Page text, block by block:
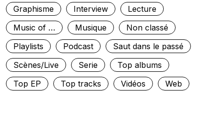
Graphisme
Interview
Lecture
Music of …
Musique
Non classé
Playlists
Podcast
Saut dans le passé
Scènes/Live
Serie
Top albums
Top EP
Top tracks Vidéos Web